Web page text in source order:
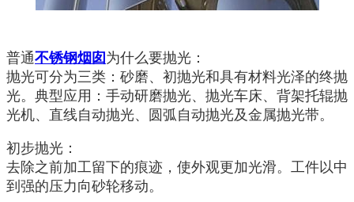
普通不锈钢烟囱 为什么要抛光：
抛光可分为三类：砂磨、初抛光和具有材料光泽的终抛
光。典型应用：手动研磨抛光、抛光车床、背架托辊抛
光机、直线自动抛光、圆弧自动抛光及金属抛光带。
初步抛光：
去除之前加工留下的痕迹，使外观更加光滑。工件以中
到强的压力向砂轮移动。